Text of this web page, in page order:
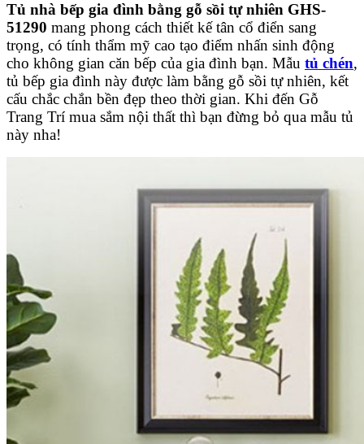
Tủ nhà bếp gia đình bằng gỗ sồi tự nhiên GHS-
51290 mang phong cách thiết kế tân cổ điển sang
trọng, có tính thẩm mỹ cao tạo điểm nhấn sinh động
cho không gian căn bếp của gia đình bạn. Mẫu tủ chén,
tủ bếp gia đình này được làm bằng gỗ sồi tự nhiên, kết
cấu chắc chắn bền đẹp theo thời gian. Khi đến Gỗ
Trang Trí mua sắm nội thất thì bạn đừng bỏ qua mẫu tủ
này nha!